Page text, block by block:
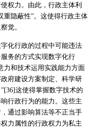
权力。由此，行政主体利
重隐蔽性”。这使得行政主体
觉。
化行政的过程中可能违法
务的方式实现数字化行
力和技术运用实践能力方面
府建设方案制定、科学研
这使得掌握数字技术的
行政行为的能力。这些主
通过影响算法等不正当手
力属性的行政权力为私主